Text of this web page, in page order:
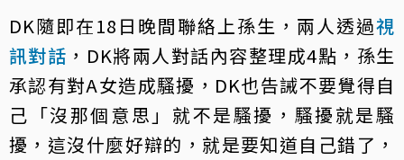
DK隨即在18日晚間聯絡上孫生，兩人透過視
訊對話 ，DK將兩人對話內容整理成4點，孫生
承認有對A女造成騷擾，DK也告誡不要覺得自
己「沒那個意思」就不是騷擾，騷擾就是騷
擾，這沒什麼好辯的，就是要知道自己錯了，